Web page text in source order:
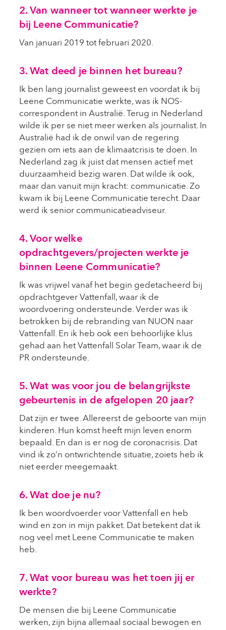
2. Van wanneer tot wanneer werkte je
bij Leene Communicatie?
Van januari 2019 tot februari 2020.
3. Wat deed je binnen het bureau?
Ik ben lang journalist geweest en voordat ik bij
Leene Communicatie werkte, was ik NOS-
correspondent in Australië. Terug in Nederland
wilde ik per se niet meer werken als journalist. In
Australië had ik de onwil van de regering
gezien om iets aan de klimaatcrisis te doen. In
Nederland zag ik juist dat mensen actief met
duurzaamheid bezig waren. Dat wilde ik ook,
maar dan vanuit mijn kracht: communicatie. Zo
kwam ik bij Leene Communicatie terecht. Daar
werd ik senior communicatieadviseur.
4. Voor welke
opdrachtgevers/projecten werkte je
binnen Leene Communicatie?
Ik was vrijwel vanaf het begin gedetacheerd bij
opdrachtgever Vattenfall, waar ik de
woordvoering ondersteunde. Verder was ik
betrokken bij de rebranding van NUON naar
Vattenfall. En ik heb ook een behoorlijke klus
gehad aan het Vattenfall Solar Team, waar ik de
PR ondersteunde.
5. Wat was voor jou de belangrijkste
gebeurtenis in de afgelopen 20 jaar?
Dat zijn er twee. Allereerst de geboorte van mijn
kinderen. Hun komst heeft mijn leven enorm
bepaald. En dan is er nog de coronacrisis. Dat
vind ik zo’n ontwrichtende situatie, zoiets heb ik
niet eerder meegemaakt.
6. Wat doe je nu?
Ik ben woordvoerder voor Vattenfall en heb
wind en zon in mijn pakket. Dat betekent dat ik
nog veel met Leene Communicatie te maken
heb.
7. Wat voor bureau was het toen jij er
werkte?
De mensen die bij Leene Communicatie
werken, zijn bijna allemaal sociaal bewogen en